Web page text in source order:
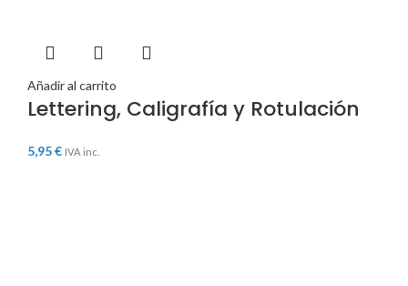
Añadir al carrito
Lettering, Caligrafía y Rotulación
5,95€ IVA inc.